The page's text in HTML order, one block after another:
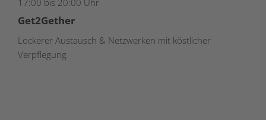
Get2Gether
Lockerer Austausch & Netzwerken mit köstlicher
Verpflegung